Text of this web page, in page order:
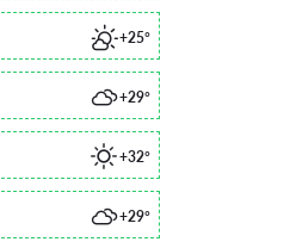
+25°
+29°
+32°
+29°